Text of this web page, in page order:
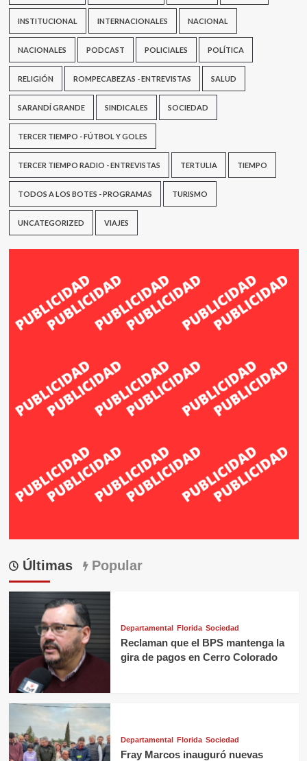
INSTITUCIONAL INTERNACIONALES NACIONAL
NACIONALES PODCAST POLICIALES POLÍTICA
RELIGIÓN ROMPECABEZAS - ENTREVISTAS SALUD
SARANDÍ GRANDE SINDICALES SOCIEDAD
TERCER TIEMPO - FÚTBOL Y GOLES
TERCER TIEMPO RADIO - ENTREVISTAS TERTULIA TIEMPO
TODOS A LOS BOTES - PROGRAMAS TURISMO
UNCATEGORIZED VIAJES
Últimas Popular
Departamental Florida Sociedad
Reclaman que el BPS mantenga la
gira de pagos en Cerro Colorado
Departamental Florida Sociedad
Fray Marcos inauguró nuevas